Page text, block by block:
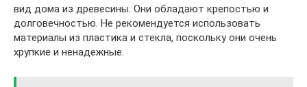
вид дома из древесины. Они обладают крепостью и
долговечностью. Не рекомендуется использовать
материалы из пластика и стекла, поскольку они очень
хрупкие и ненадежные.